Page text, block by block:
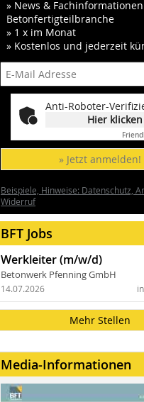
» News &
Betonfertigteilbranche
» 1 x im Monat
» Kostenlos und jederzeit
Anti-Roboter-
Hier klicken
» Jetzt anmelden!
Beispiele, Hinweise: Datenschutz,
Widerruf
BFT Jobs
Werkleiter (m/w/d)
Betonwerk Pfenning GmbH
14.07.2026
Mehr Stellen
Media-Informationen